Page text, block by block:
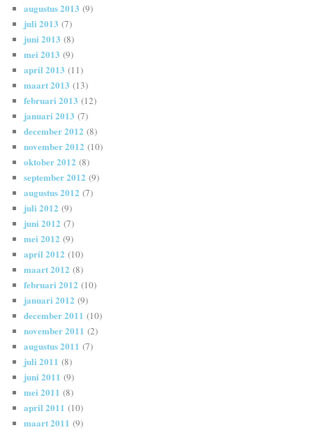
augustus 2013 (9)
juli 2013 (7)
juni 2013 (8)
mei 2013 (9)
april 2013 (11)
maart 2013 (13)
februari 2013 (12)
januari 2013 (7)
december 2012 (8)
november 2012 (10)
oktober 2012 (8)
september 2012 (9)
augustus 2012 (7)
juli 2012 (9)
juni 2012 (7)
mei 2012 (9)
april 2012 (10)
maart 2012 (8)
februari 2012 (10)
januari 2012 (9)
december 2011 (10)
november 2011 (2)
augustus 2011 (7)
juli 2011 (8)
juni 2011 (9)
mei 2011 (8)
april 2011 (10)
maart 2011 (9)